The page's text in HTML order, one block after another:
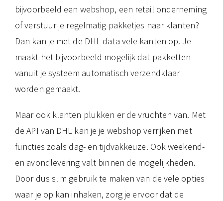
bijvoorbeeld een webshop, een retail onderneming
of verstuur je regelmatig pakketjes naar klanten?
Dan kan je met de DHL data vele kanten op. Je
maakt het bijvoorbeeld mogelijk dat pakketten
vanuit je systeem automatisch verzendklaar
worden gemaakt.
Maar ook klanten plukken er de vruchten van. Met
de API van DHL kan je je webshop verrijken met
functies zoals dag- en tijdvakkeuze. Ook weekend-
en avondlevering valt binnen de mogelijkheden.
Door dus slim gebruik te maken van de vele opties
waar je op kan inhaken, zorg je ervoor dat de